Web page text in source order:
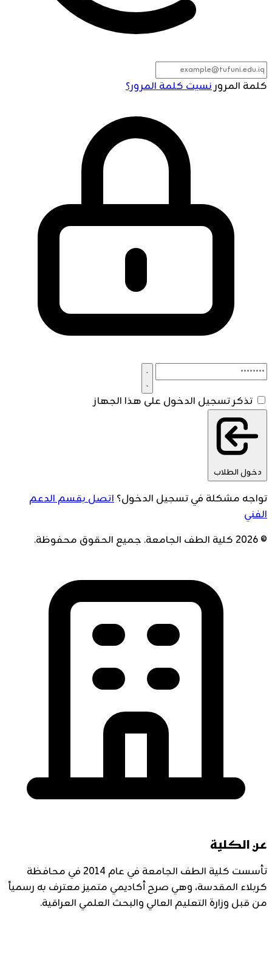
كلمة المرورنسيت كلمة المرور؟
تذكر تسجيل الدخول على هذا الجهاز
دخول الطلاب
تواجه مشكلة في تسجيل الدخول؟اتصل بقسم الدعم
الفني
© 2026 كلية الطف الجامعة. جميع الحقوق محفوظة.
عن الكلية
تأسست كلية الطف الجامعة في عام 2014 في محافظة
كربلاء المقدسة، وهي صرح أكاديمي متميز معترف به رسمياً
من قبل وزارة التعليم العالي والبحث العلمي العراقية.